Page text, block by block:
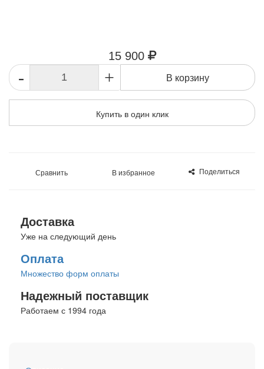
15 900
- + В корзину
Купить в один клик
Сравнить В избранное Поделиться
Доставка
Уже на следующий день
Оплата
Множество форм оплаты
Надежный поставщик
Работаем с 1994 года